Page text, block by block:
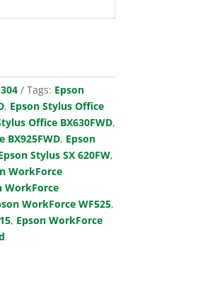
Tags: Epson
, Epson Stylus Office
Office BX630FWD,
BX925FWD, Epson
Stylus SX 620FW,
WorkForce
WorkForce
WorkForce WF525,
, Epson WorkForce